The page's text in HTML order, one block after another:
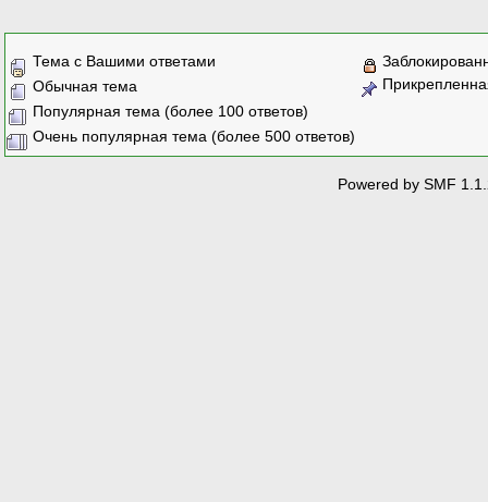
Тема с Вашими ответами
Обычная тема
Популярная тема (более 100 ответов)
Очень популярная тема (более 500 ответов)
Powered by SMF